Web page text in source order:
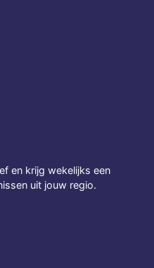
en krijg wekelijks een
uit jouw regio.